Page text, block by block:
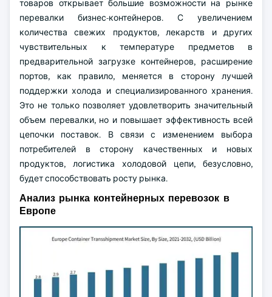
товаров открывает большие возможности на рынке
перевалки бизнес-контейнеров. С увеличением
количества свежих продуктов, лекарств и других
чувствительных к температуре предметов в
предварительной загрузке контейнеров, расширение
портов, как правило, меняется в сторону лучшей
поддержки холода и специализированного хранения.
Это не только позволяет удовлетворить значительный
объем перевалки, но и повышает эффективность всей
цепочки поставок. В связи с изменением выбора
потребителей в сторону качественных и новых
продуктов, логистика холодовой цепи, безусловно,
будет способствовать росту рынка.
Анализ рынка контейнерных перевозок в
Европе